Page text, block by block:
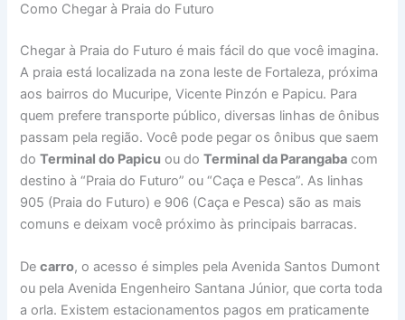
Como Chegar à Praia do Futuro
Chegar à Praia do Futuro é mais fácil do que você imagina.
A praia está localizada na zona leste de Fortaleza, próxima
aos bairros do Mucuripe, Vicente Pinzón e Papicu. Para
quem prefere transporte público, diversas linhas de ônibus
passam pela região. Você pode pegar os ônibus que saem
doTerminal do Papicu ou doTerminal da Parangaba com
destino à “Praia do Futuro” ou “Caça e Pesca”. As linhas
905 (Praia do Futuro) e 906 (Caça e Pesca) são as mais
comuns e deixam você próximo às principais barracas.
Decarro, o acesso é simples pela Avenida Santos Dumont
ou pela Avenida Engenheiro Santana Júnior, que corta toda
a orla. Existem estacionamentos pagos em praticamente